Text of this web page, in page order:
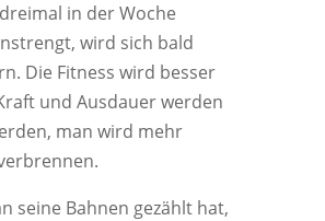
in der Woche
wird sich bald
Die Fitness wird besser
und Ausdauer werden
man wird mehr
seine Bahnen gezählt hat,